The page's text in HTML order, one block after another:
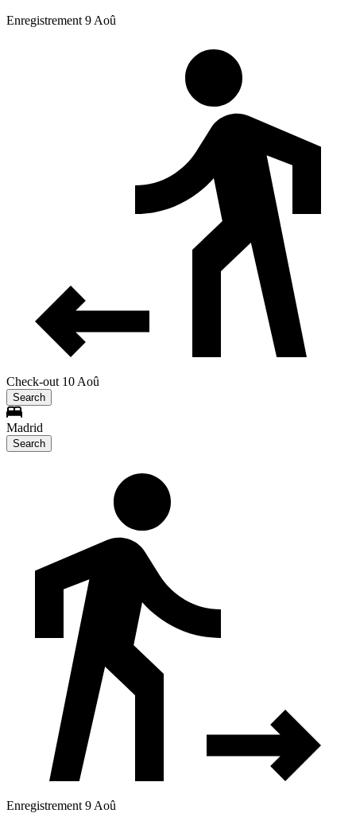
Enregistrement 9 Aoû
Check-out 10 Aoû
Search
Madrid
Search
Enregistrement 9 Aoû